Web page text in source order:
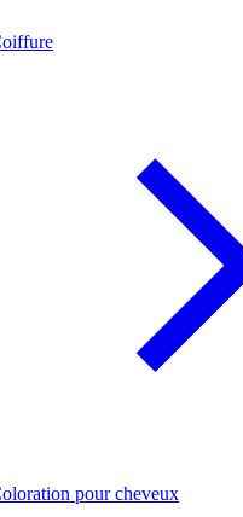
pour cheveux